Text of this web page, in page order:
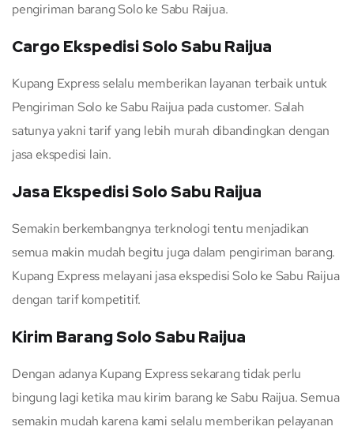
pengiriman barang Solo ke Sabu Raijua.
Cargo Ekspedisi Solo Sabu Raijua
Kupang Express selalu memberikan layanan terbaik untuk
Pengiriman Solo ke Sabu Raijua pada customer. Salah
satunya yakni tarif yang lebih murah dibandingkan dengan
jasa ekspedisi lain.
Jasa Ekspedisi Solo Sabu Raijua
Semakin berkembangnya terknologi tentu menjadikan
semua makin mudah begitu juga dalam pengiriman barang.
Kupang Express melayani jasa ekspedisi Solo ke Sabu Raijua
dengan tarif kompetitif.
Kirim Barang Solo Sabu Raijua
Dengan adanya Kupang Express sekarang tidak perlu
bingung lagi ketika mau kirim barang ke Sabu Raijua. Semua
semakin mudah karena kami selalu memberikan pelayanan